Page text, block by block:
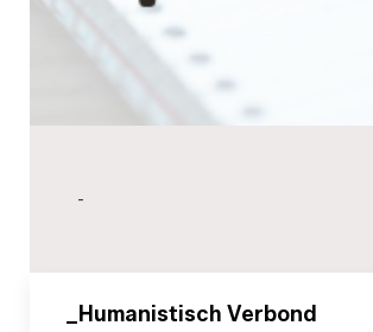
-
_Humanistisch Verbond